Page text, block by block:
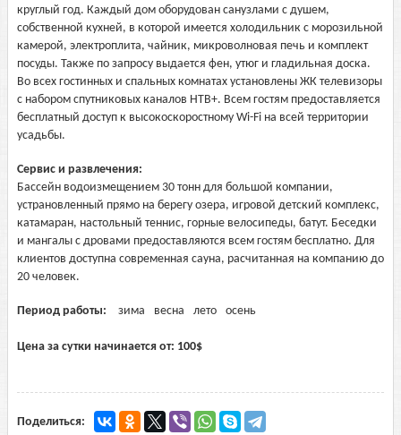
круглый год. Каждый дом оборудован санузлами с душем,
собственной кухней, в которой имеется холодильник с морозильной
камерой, электроплита, чайник, микроволновая печь и комплект
посуды. Также по запросу выдается фен, утюг и гладильная доска.
Во всех гостинных и спальных комнатах установлены ЖК телевизоры
с набором спутниковых каналов НТВ+. Всем гостям предоставляется
бесплатный доступ к высокоскоростному Wi-Fi на всей территории
усадьбы.
Сервис и развлечения:
Бассейн водоизмещением 30 тонн для большой компании,
устрановленный прямо на берегу озера, игровой детский комплекс,
катамаран, настольный теннис, горные велосипеды, батут. Беседки
и мангалы с дровами предоставляются всем гостям бесплатно. Для
клиентов доступна современная сауна, расчитанная на компанию до
20 человек.
Период работы: зима весна лето осень
Цена за сутки начинается от: 100$
Поделиться: